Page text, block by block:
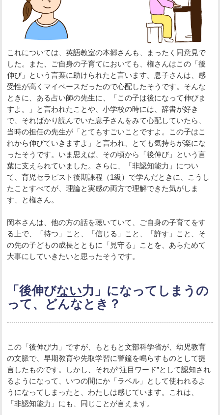
これについては、英語教室の本郷さんも、まったく同意見で
した。また、ご自身の子育てにおいても、権さんはこの「後
伸び」という言葉に助けられたと言います。息子さんは、感
受性が高くマイペースだったので心配したそうです。そんな
ときに、ある占い師の先生に、「この子は後になって伸びま
すよ。」と言われたことや、小学校の時には、辞書が好き
で、そればかり読んでいた息子さんをみて心配していたら、
当時の担任の先生が「とてもすごいことですよ。この子はこ
れから伸びていきますよ」と言われ、とても気持ちが楽にな
ったそうです。いま思えば、その頃から「後伸び」という言
葉に支えられていました。さらに、「非認知能力」につい
て、育児セラピスト後期課程（1級）で学んだときに、こうし
たことすべてが、理論と実感の両方で理解できた気がしま
す、と権さん。
岡本さんは、他の方の話を聴いていて、ご自身の子育てをす
る上で、「待つ」こと、「信じる」こと、「許す」こと、そ
の先の子どもの成長とともに「見守る」ことを、あらためて
大事にしていきたいと思ったそうです。
「後伸びない力」になってしまうの
って、どんなとき？
この「後伸び力」ですが、もともと文部科学省が、幼児教育
の文脈で、早期教育や先取学習に警鐘を鳴らすものとして提
言したものです。しかし、それが“注目ワード”として認知され
るようになって、いつの間にか「ラベル」として使われるよ
うになってしまったと、わたしは感じています。これは、
「非認知能力」にも、同じことが言えます。